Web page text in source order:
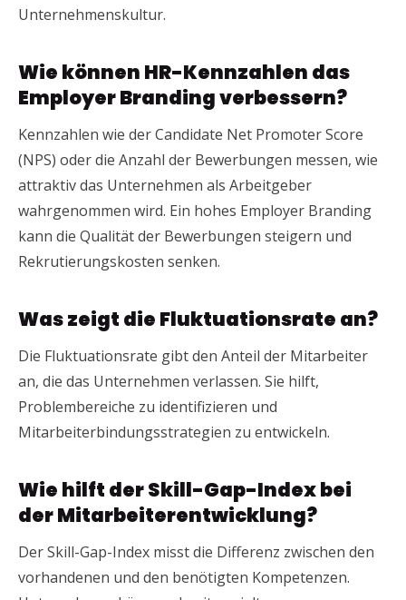
Unternehmenskultur.
Wie können HR-Kennzahlen das
Employer Branding verbessern?
Kennzahlen wie der Candidate Net Promoter Score
(NPS) oder die Anzahl der Bewerbungen messen, wie
attraktiv das Unternehmen als Arbeitgeber
wahrgenommen wird. Ein hohes Employer Branding
kann die Qualität der Bewerbungen steigern und
Rekrutierungskosten senken.
Was zeigt die Fluktuationsrate an?
Die Fluktuationsrate gibt den Anteil der Mitarbeiter
an, die das Unternehmen verlassen. Sie hilft,
Problembereiche zu identifizieren und
Mitarbeiterbindungsstrategien zu entwickeln.
Wie hilft der Skill-Gap-Index bei
der Mitarbeiterentwicklung?
Der Skill-Gap-Index misst die Differenz zwischen den
vorhandenen und den benötigten Kompetenzen.